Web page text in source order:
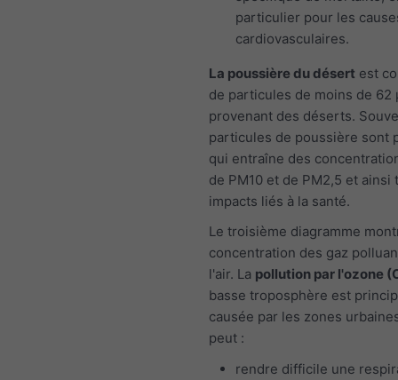
particulier pour les
cardiovasculaires.
La poussière du désert est
de particules de moins de 62
provenant des déserts.
particules de poussière sont
qui entraîne des
de PM10 et de PM2,5 et ainsi
impacts liés à la santé.
Le troisième diagramme
concentration des gaz
l'air. La pollution par l'ozone
basse troposphère est
causée par les zones
peut :
rendre difficile une